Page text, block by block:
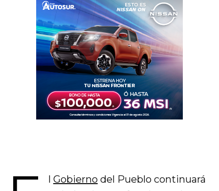
l Gobiernodel Pueblo continuará